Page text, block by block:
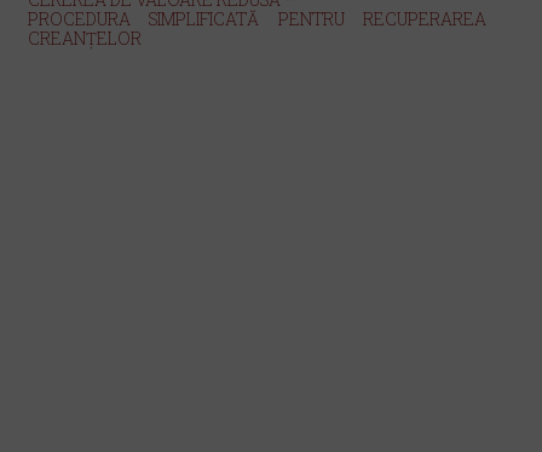
PROCEDURA SIMPLIFICATĂ PENTRU RECUPERAREA
CREANȚELOR